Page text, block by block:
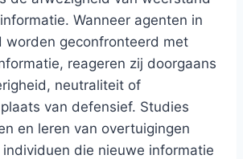
Wanneer agenten in
worden geconfronteerd met
reageren zij doorgaans
neutraliteit of
van defensief. Studies
en leren van overtuigingen
die nieuwe informatie